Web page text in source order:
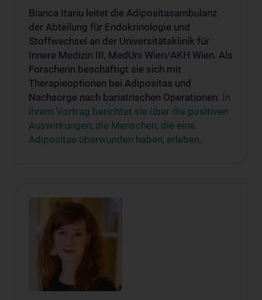
Bianca Itariu leitet die Adipositasambulanz
der Abteilung für Endokrinologie und
Stoffwechsel an der Universitätsklinik für
Innere Medizin III, MedUni Wien/AKH Wien. Als
Forscherin beschäftigt sie sich mit
Therapieoptionen bei Adipositas und
Nachsorge nach bariatrischen Operationen. In
ihrem Vortrag berichtet sie über die positiven
Auswirkungen, die Menschen, die eine
Adipositas überwunden haben, erleben.